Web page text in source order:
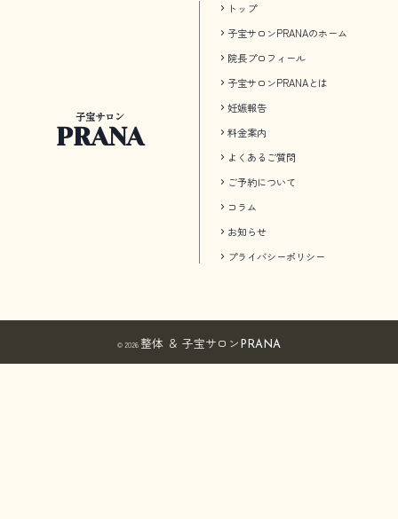
子宝サロン
PRANA
トップ
子宝サロンPRANAのホーム
院長プロフィール
子宝サロンPRANAとは
妊娠報告
料金案内
よくあるご質問
ご予約について
コラム
お知らせ
プライバシーポリシー
© 2026 整体 ＆ 子宝サロン PRANA